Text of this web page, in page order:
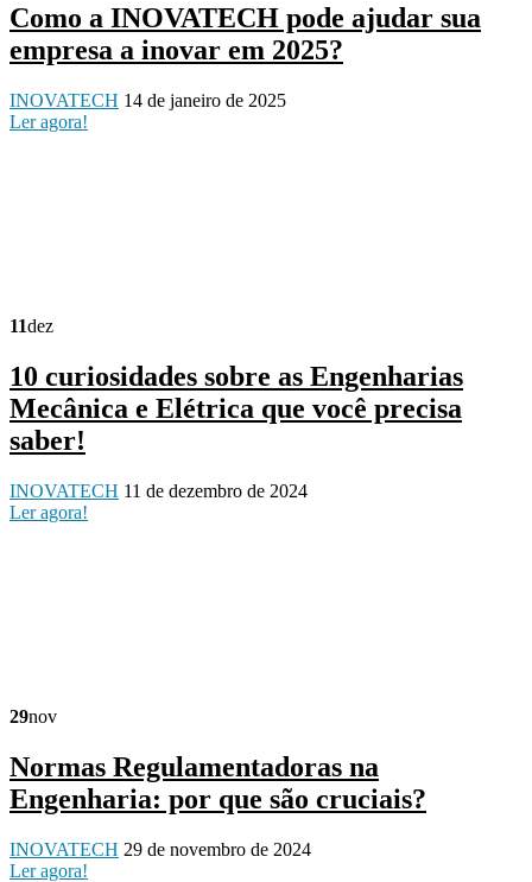
Como a INOVATECH pode ajudar sua
empresa a inovar em 2025?
INOVATECH 14 de janeiro de 2025
Ler agora!
11dez
10 curiosidades sobre as Engenharias
Mecânica e Elétrica que você precisa
saber!
INOVATECH 11 de dezembro de 2024
Ler agora!
29nov
Normas Regulamentadoras na
Engenharia: por que são cruciais?
INOVATECH 29 de novembro de 2024
Ler agora!